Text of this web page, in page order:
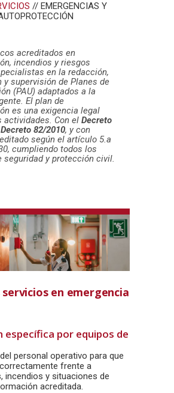
// EMERGENCIAS Y
acreditados en
incendios y riesgos
en la redacción,
supervisión de Planes de
(PAU) adaptados a la
El plan de
es una exigencia legal
actividades. Con el Decreto
Decreto 82/2010, y con
según el artículo 5.a
cumpliendo todos los
seguridad y protección civil.
en emergencia
específica por equipos de
personal operativo para que
frente a
incendios y situaciones de
acreditada.